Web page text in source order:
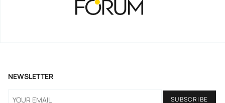
NEWSLETTER